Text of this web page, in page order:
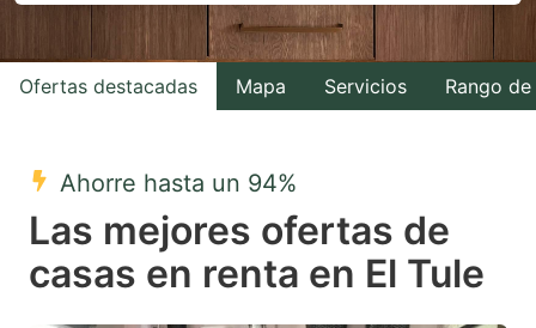
with
the
select
a
date.
interact
with
the
a
date.
Ofertas destacadas Mapa Servicios Rango
Ahorre hasta un 94%
Las mejores ofertas de
casas en renta en El Tule